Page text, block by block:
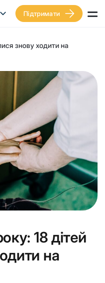
Підтримати
знову ходити на
18 дітей
на